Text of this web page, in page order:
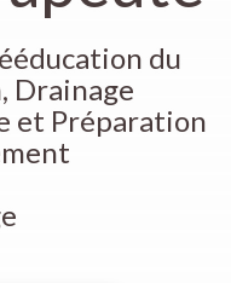
du
Drainage
et Préparation